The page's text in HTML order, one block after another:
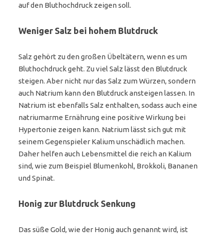
auf den Bluthochdruck zeigen soll.
Weniger Salz bei hohem Blutdruck
Salz gehört zu den großen Übeltätern, wenn es um
Bluthochdruck geht. Zu viel Salz lässt den Blutdruck
steigen. Aber nicht nur das Salz zum Würzen, sondern
auch Natrium kann den Blutdruck ansteigen lassen. In
Natrium ist ebenfalls Salz enthalten, sodass auch eine
natriumarme Ernährung eine positive Wirkung bei
Hypertonie zeigen kann. Natrium lässt sich gut mit
seinem Gegenspieler Kalium unschädlich machen.
Daher helfen auch Lebensmittel die reich an Kalium
sind, wie zum Beispiel Blumenkohl, Brokkoli, Bananen
und Spinat.
Honig zur Blutdruck Senkung
Das süße Gold, wie der Honig auch genannt wird, ist